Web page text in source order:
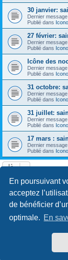
En poursuivant
acceptez
de bénéficier
optimale. En
30 janvier:
Dernier
Publié dans
27 février:
Dernier
Publié dans
Icône des
Dernier
Publié dans
31 octobre:
Dernier
Publié dans
31 juillet:
Dernier
Publié dans
17 mars :
Dernier
Publié dans